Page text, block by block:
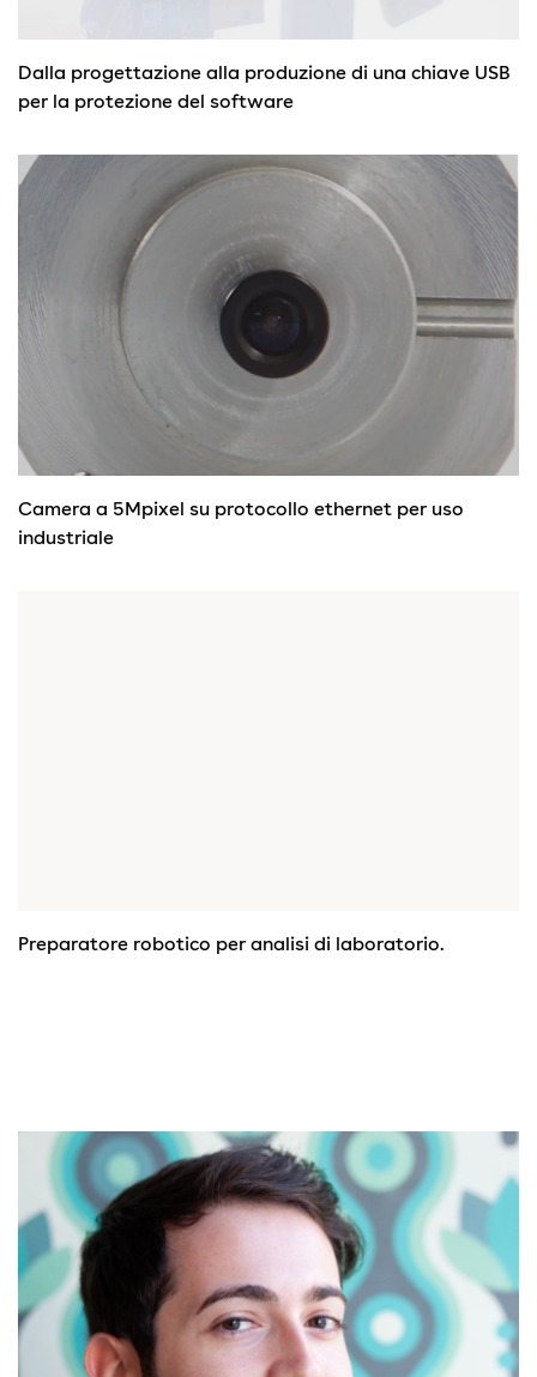
Dalla progettazione alla produzione di una chiave USB
per la protezione del software
Camera a 5Mpixel su protocollo ethernet per uso
industriale
Preparatore robotico per analisi di laboratorio.